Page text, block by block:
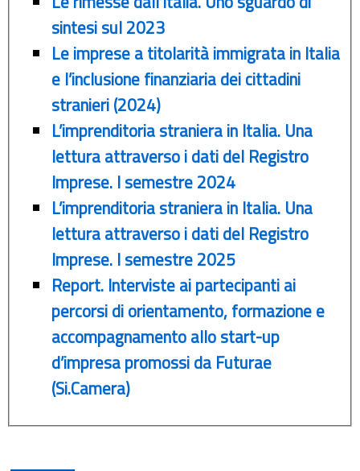
sintesi sul 2023
Le imprese a titolarità immigrata in Italia
e l’inclusione finanziaria dei cittadini
stranieri (2024)
L’imprenditoria straniera in Italia. Una
lettura attraverso i dati del Registro
Imprese. I semestre 2024
L’imprenditoria straniera in Italia. Una
lettura attraverso i dati del Registro
Imprese. I semestre 2025
Report. Interviste ai partecipanti ai
percorsi di orientamento, formazione e
accompagnamento allo start-up
d’impresa promossi da Futurae
(Si.Camera)